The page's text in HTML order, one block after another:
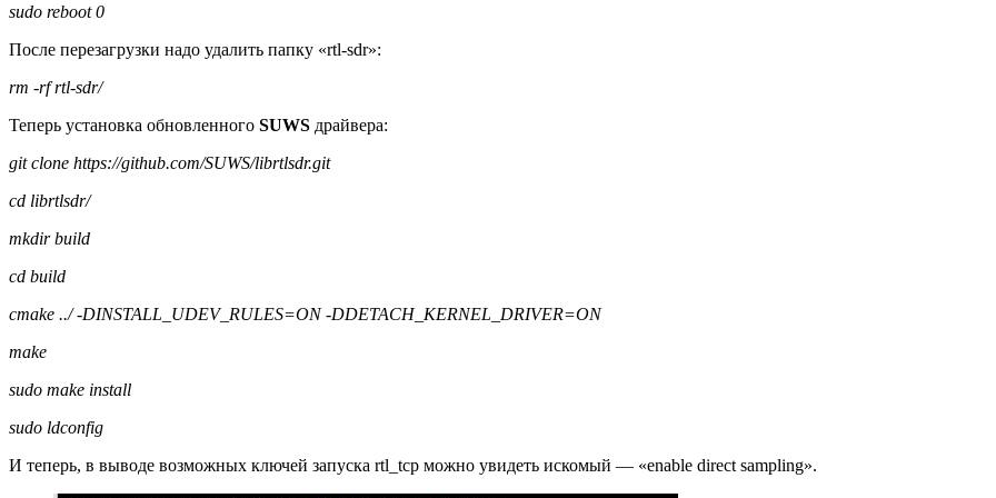
sudo reboot 0
После перезагрузки надо удалить папку «rtl-sdr»:
rm -rf rtl-sdr/
Теперь установка обновленного SUWS драйвера:
git clone https://github.com/SUWS/librtlsdr.git
cd librtlsdr/
mkdir build
cd build
cmake ../ -DINSTALL_UDEV_RULES=ON -DDETACH_KERNEL_DRIVER=ON
make
sudo make install
sudo ldconfig
И теперь, в выводе возможных ключей запуска rtl_tcp можно увидеть искомый — «enable direct sampling».